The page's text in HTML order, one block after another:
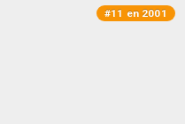
#11 en 2001